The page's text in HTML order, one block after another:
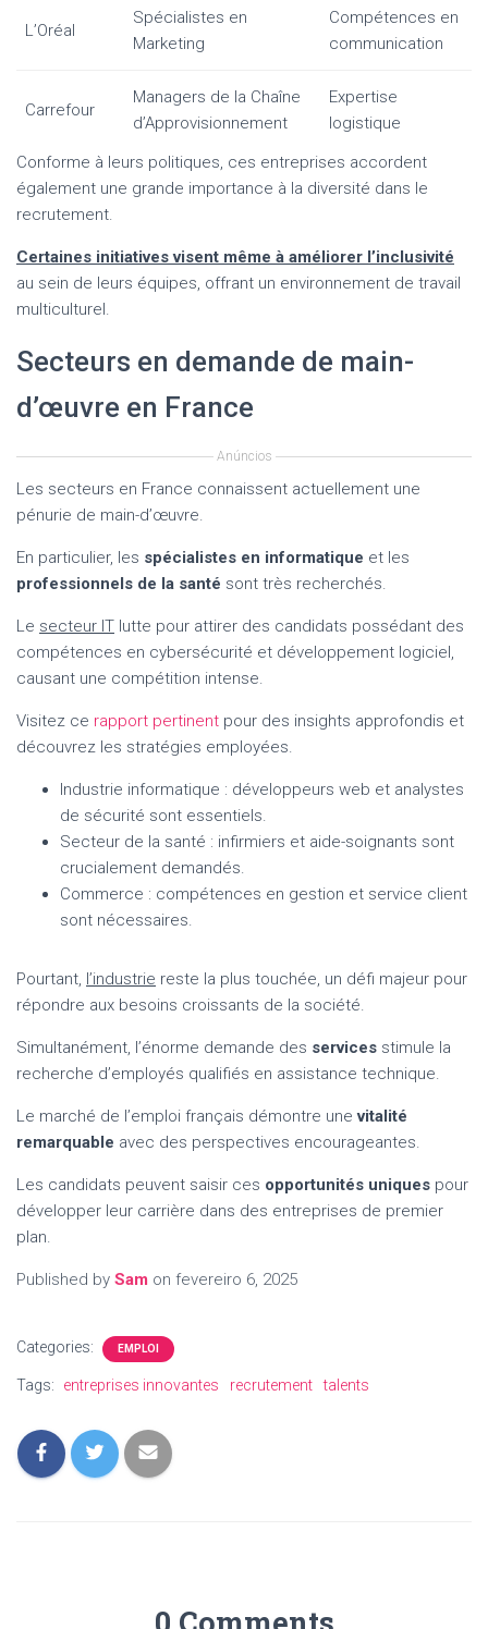
L’Oréal
Spécialistes en
Marketing
Compétences en
communication
Carrefour
Managers de la Chaîne
d’Approvisionnement
Expertise
logistique
Conforme à leurs politiques, ces entreprises accordent
également une grande importance à la diversité dans le
recrutement.
Certaines initiatives visent même à améliorer l’inclusivité
au sein de leurs équipes, offrant un environnement de travail
multiculturel.
Secteurs en demande de main-
d’œuvre en France
Anúncios
Les secteurs en France connaissent actuellement une
pénurie de main-d’œuvre.
En particulier, les spécialistes en informatique et les
professionnels de la santé sont très recherchés.
Le secteur IT lutte pour attirer des candidats possédant des
compétences en cybersécurité et développement logiciel,
causant une compétition intense.
Visitez ce rapport pertinent pour des insights approfondis et
découvrez les stratégies employées.
Industrie informatique : développeurs web et analystes
de sécurité sont essentiels.
Secteur de la santé : infirmiers et aide-soignants sont
crucialement demandés.
Commerce : compétences en gestion et service client
sont nécessaires.
Pourtant, l’industrie reste la plus touchée, un défi majeur pour
répondre aux besoins croissants de la société.
Simultanément, l’énorme demande des services stimule la
recherche d’employés qualifiés en assistance technique.
Le marché de l’emploi français démontre unevitalité
remarquable avec des perspectives encourageantes.
Les candidats peuvent saisir ces opportunités uniques pour
développer leur carrière dans des entreprises de premier
plan.
Published by Sam on fevereiro 6, 2025
Categories: EMPLOI
Tags: entreprises innovantes recrutement talents